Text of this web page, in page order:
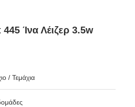
Ίνα Λέιζερ 3.5w
/ Τεμάχια